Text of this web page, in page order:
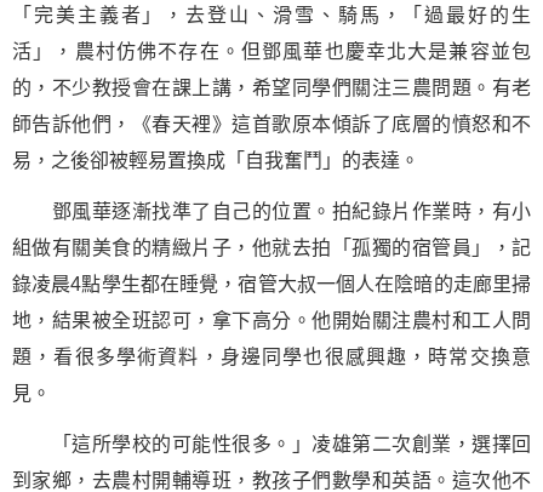
「完美主義者」，去登山、滑雪、騎馬，「過最好的生
活」，農村仿佛不存在。但鄧風華也慶幸北大是兼容並包
的，不少教授會在課上講，希望同學們關注三農問題。有老
師告訴他們，《春天裡》這首歌原本傾訴了底層的憤怒和不
易，之後卻被輕易置換成「自我奮鬥」的表達。
鄧風華逐漸找準了自己的位置。拍紀錄片作業時，有小
組做有關美食的精緻片子，他就去拍「孤獨的宿管員」，記
錄凌晨4點學生都在睡覺，宿管大叔一個人在陰暗的走廊里掃
地，結果被全班認可，拿下高分。他開始關注農村和工人問
題，看很多學術資料，身邊同學也很感興趣，時常交換意
見。
「這所學校的可能性很多。」凌雄第二次創業，選擇回
到家鄉，去農村開輔導班，教孩子們數學和英語。這次他不